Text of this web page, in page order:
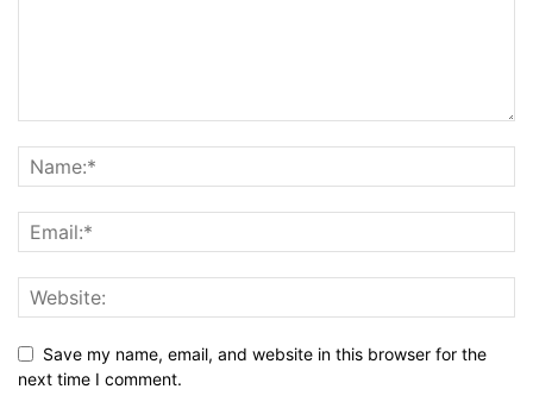
Save my name, email, and website in this browser for the
next time I comment.